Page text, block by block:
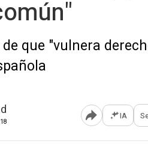
que "vulnera
Abrir opciones
IA